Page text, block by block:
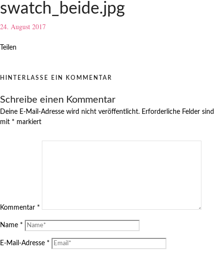
swatch_beide.jpg
24. August 2017
Teilen
HINTERLASSE EIN KOMMENTAR
Schreibe einen Kommentar
Deine E-Mail-Adresse wird nicht veröffentlicht. Erforderliche Felder sind
mit * markiert
Kommentar *
Name *
E-Mail-Adresse *